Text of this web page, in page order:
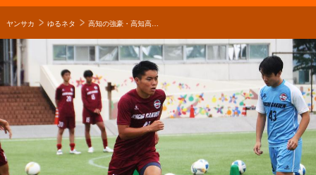
ヤンサカ ゆるネタ 高知の強豪・高知高校サッカー部｜角田颯磨のキャプテンはつらいよ！？「チームとして目標にしているのは、全国大会最高成績のベスト8」【2022年インターハイ出場校】